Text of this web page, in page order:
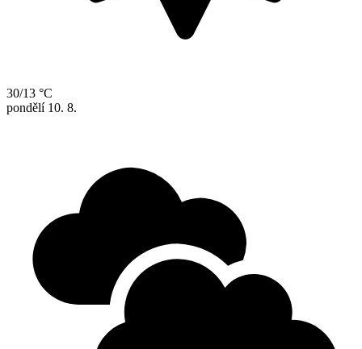
30/13 °C
pondělí 10. 8.